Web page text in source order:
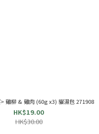
雞柳 & 雞肉 (60g x3) 貓濕包 271908
HK$19.00
HK$30.00